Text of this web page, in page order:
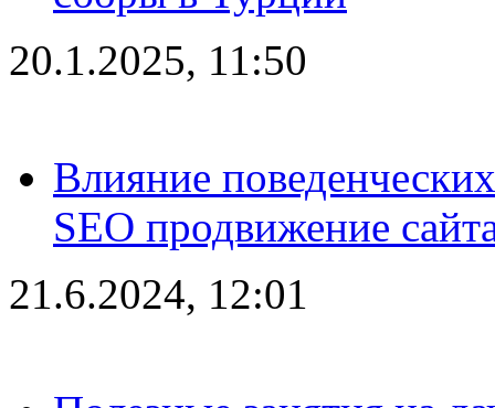
20.1.2025, 11:50
Влияние
SEO продвижение
21.6.2024, 12:01